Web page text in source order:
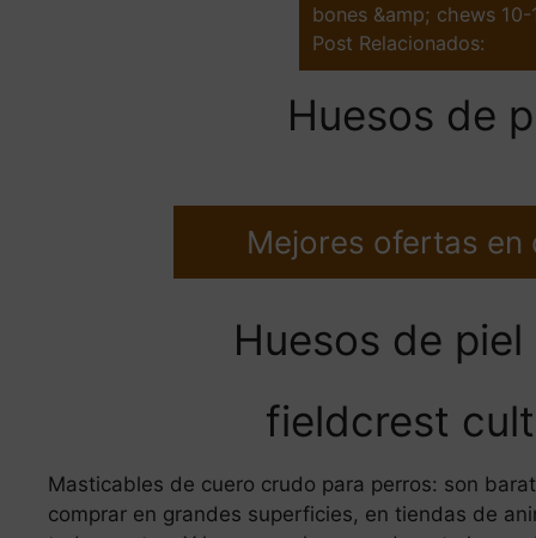
bones &amp; chews 10-
Post Relacionados:
Huesos de
Mejores ofertas en
Huesos de
fieldcrest
Masticables de cuero crudo para perros: son
comprar en grandes superficies, en tiendas de